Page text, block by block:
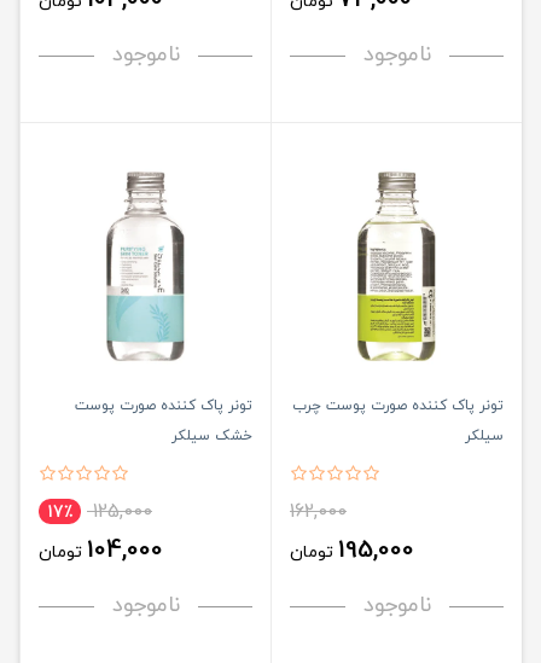
ناموجود ناموجود
تونر پاک کننده صورت پوست چرب
سیلکر
162,000
195,000 تومان
ناموجود
تونر پاک کننده صورت پوست
خشک سیلکر
125,000 17٪
104,000 تومان
ناموجود